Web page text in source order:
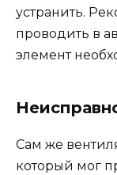
устранить.
проводить в
элемент
Сам же
который мог